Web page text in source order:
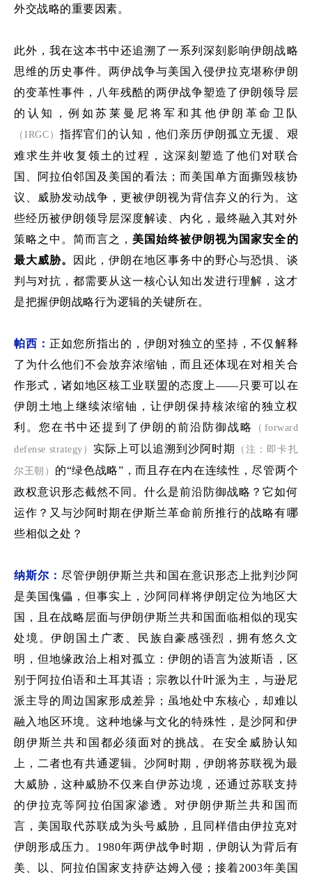
外交战略的重要因素。
此外，我在这本书中还追溯 了一系列深刻影响伊朗战略
思维的历史事件。两伊战争与美国入侵伊拉克堪称伊朗
的变革性事件，八年残酷的两伊战争塑造了伊朗领导层
的认知，例如苏莱曼尼 将军和其他伊朗革命卫队
（IRGC） 指挥官们的认知 ，他们亲历伊朗孤立无援、艰
难求生并收复领土的过程，这深刻 塑造 了他们对联合
国、阿拉伯邻国及美国的看法；而美国单方面撕毁核协
议、威胁发动战争 ，更被伊朗视为背信弃义的行为。这
些经历被伊朗领导层深度解读、内化，最终融入其对外
策略之中。简而言之， 美国始终被伊朗视为国家安全的
最大威胁。
因此，伊朗在地区事务中的野心与恐惧、谈
判与对抗，都需要从这一核心认知出发进行理解，这才
是把握伊朗战略行为逻辑的关键所在。
帕西： 正如您所指出的，伊朗对独立的坚持，不仅解释
了为什么他们不会放弃浓缩铀，而且还体现在对相关合
作形式，诸如地区核工业联盟的态度上——只要可以在
伊朗土地上继续浓缩铀，让伊朗保持核浓缩的独立权
利。您在书中还提到了 伊朗的前沿防御战略 （forward
defense strategy） 实际上可以追溯到沙阿时期 （注：即卡扎
尔王朝） 的“绿色战略” ，而且存在内在连续性 ，尽管两个
政权意识形态截然不同。什么是前沿防御战略？它如何
运作？又与沙阿时期在伊斯兰革命前所推行的战略有哪
些相似之处？
纳斯尔：尽管伊朗伊斯兰共和国在意识形态上批判沙阿
是美国傀儡，但事实上，沙阿同样将伊朗定位为地区大
国，且在战略层面与伊朗伊斯兰共和国面临相似的现实
处境。伊朗国土广袤、民族自豪感强烈，拥有悠久文
明，但地缘政治上相对孤立：伊朗的语言为波斯语，区
别于阿拉伯语和土耳其语；宗教以什叶派为主，与逊尼
派主导的周边国家形成差异；虽地处中东核心，却难以
融入地区环境。这种地缘与文化的特殊性，是沙阿和伊
朗伊斯兰共和国都必须面对的挑战。在安全威胁认知
上，二者也有共通逻辑。沙阿时期，伊朗将苏联视为最
大威胁，这种威胁不仅来自伊苏边境，还通过苏联支持
的伊拉克等阿拉伯国家渗透 。 对伊朗伊斯兰共和国而
言，美国取代苏联成为头号威胁，且同样借由伊拉克对
伊朗形成压力 。 1980年两伊战争时期 ，伊朗认为背后有
美、以、阿拉伯国家支持萨达姆入侵； 接着2003年美国